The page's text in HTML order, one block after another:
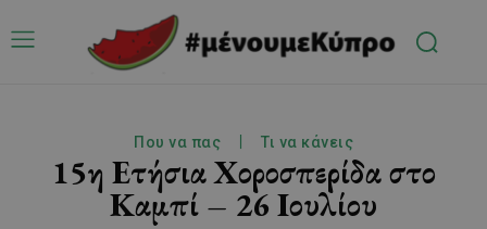
Που να πας Τι να κάνεις
15η Ετήσια Χοροσπερίδα στο
Καμπί – 26 Ιουλίου